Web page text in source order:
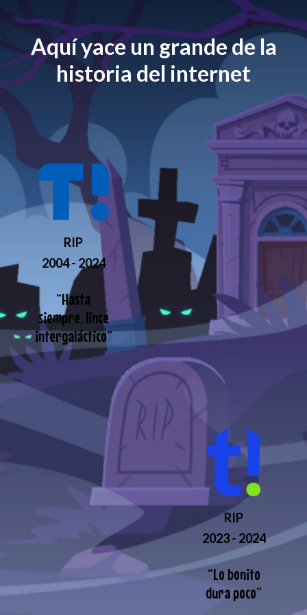
Aquí yace un grande de la
historia del internet
RIP
2004 - 2024
“Hasta
siempre, lince
intergaláctico”
RIP
2023 - 2024
“Lo bonito
dura poco”